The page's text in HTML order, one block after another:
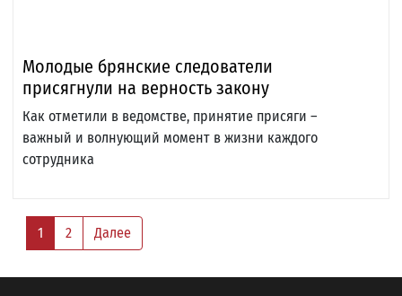
Молодые брянские следователи
присягнули на верность закону
Как отметили в ведомстве, принятие присяги –
важный и волнующий момент в жизни каждого
сотрудника
1 2 Далее